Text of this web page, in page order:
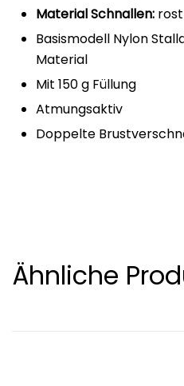
Material Schnallen:
Basismodell Nylon
Material
Mit 150 g Füllung
Atmungsaktiv
Doppelte
Ähnliche